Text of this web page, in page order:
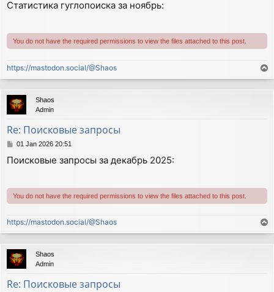
s
Статистика гуглопоиска за ноябрь:
You do not have the required permissions to view the files attached to this post.
https://mastodon.social/@Shaos
o
p
Shaos
Admin
Re: Поисковые запросы
P
s
01 Jan 2026 20:51
Поисковые запросы за декабрь 2025:
You do not have the required permissions to view the files attached to this post.
https://mastodon.social/@Shaos
o
p
Shaos
Admin
Re: Поисковые запросы